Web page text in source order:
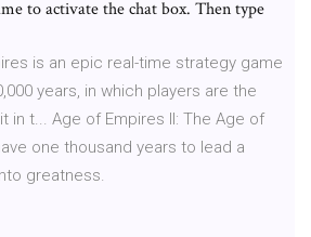
to activate the chat box. Then type
is an epic real-time strategy game
years, in which players are the
in t... Age of Empires II: The Age of
one thousand years to lead a
greatness.